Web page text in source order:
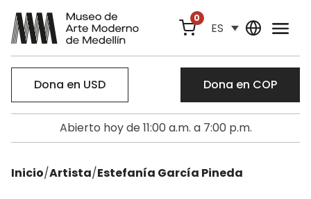
0
ES
Dona en USD Dona en COP
Abierto hoy de 11:00 a.m. a 7:00 p.m.
Inicio/Artista/Estefanía García Pineda